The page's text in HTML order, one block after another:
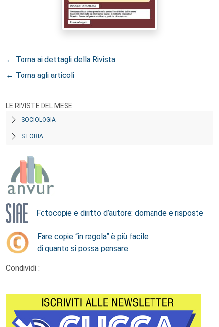
← Torna ai dettagli della Rivista
← Torna agli articoli
LE RIVISTE DEL MESE
SOCIOLOGIA
STORIA
Fotocopie e diritto d’autore: domande e risposte
Fare copie “in regola” è più facile
di quanto si possa pensare
Condividi :